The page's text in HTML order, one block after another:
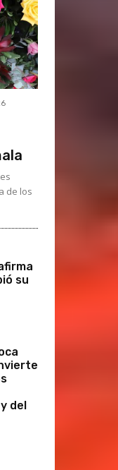
de los
su
del